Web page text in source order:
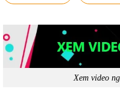
Xem video